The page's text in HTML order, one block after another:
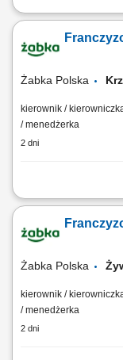
Główne zadania:
obsługi.
Dostosowywanie
Żabka Polska
kierownik /
/ menedżerka
2 dni
Główne zadania:
obsługi.
Dostosowywanie
Żabka Polska
kierownik /
/ menedżerka
2 dni